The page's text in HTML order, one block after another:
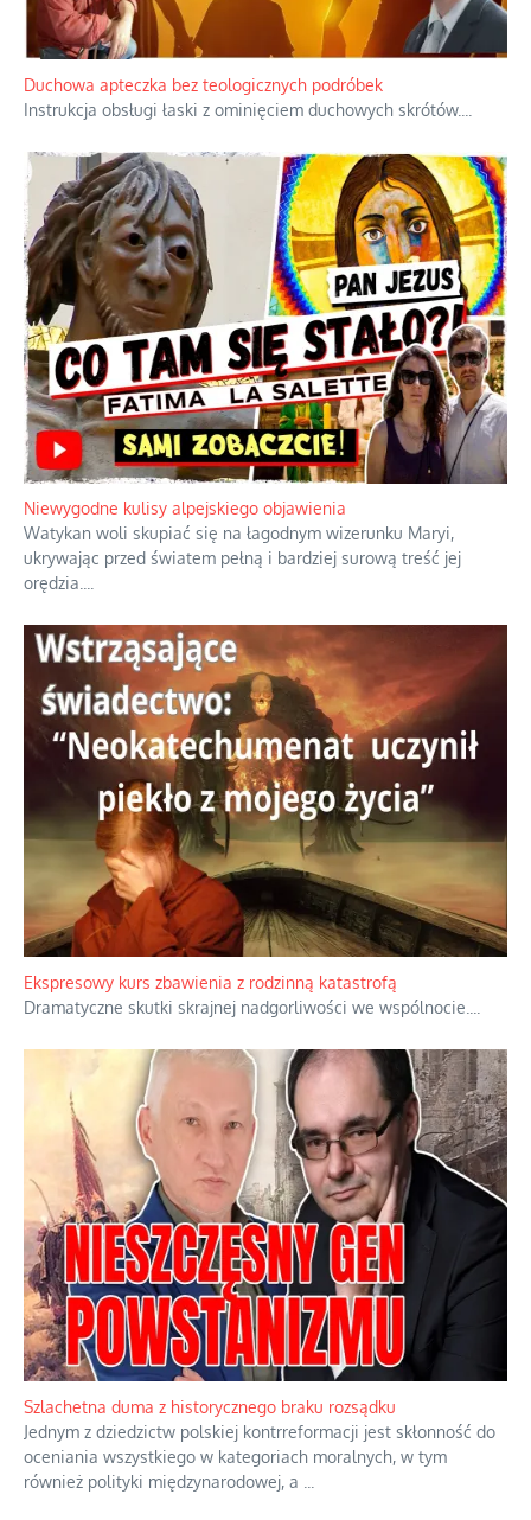
Duchowa apteczka bez teologicznych podróbek
Instrukcja obsługi łaski z ominięciem duchowych skrótów.
Niewygodne kulisy alpejskiego objawienia
Watykan woli skupiać się na łagodnym wizerunku Maryi,
ukrywając przed światem pełną i bardziej surową treść jej
orędzia.
Ekspresowy kurs zbawienia z rodzinną katastrofą
Dramatyczne skutki skrajnej nadgorliwości we wspólnocie.
Szlachetna duma z historycznego braku rozsądku
Jednym z dziedzictw polskiej kontrreformacji jest skłonność do
oceniania wszystkiego w kategoriach moralnych, w tym
również polityki międzynarodowej, a